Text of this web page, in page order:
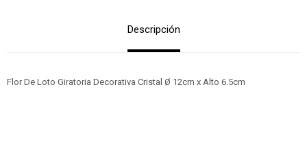
Descripción
Flor De Loto Giratoria Decorativa Cristal Ø 12cm x Alto 6.5cm